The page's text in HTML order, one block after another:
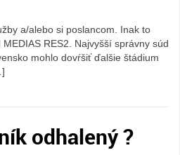
a/alebo si poslancom. Inak to
RES2. Najvyšší správny súd
mohlo dovŕšiť ďalšie štádium
odhalený ?